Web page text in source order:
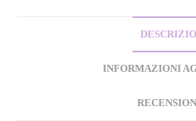
INFORMAZIONI